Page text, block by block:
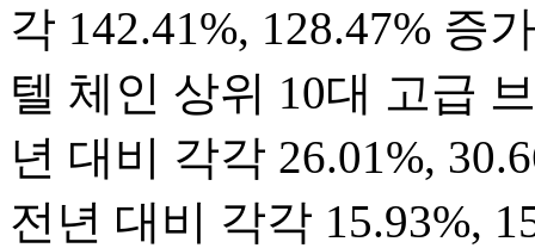
각 142.41%, 128.47% 증
텔 체인 상위 10대 고급
년 대비 각각 26.01%,
전년 대비 각각 15.93%,